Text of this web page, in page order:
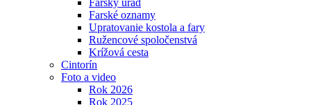
Farský úrad
Farské oznamy
Upratovanie kostola a fary
Ružencové spoločenstvá
Krížová cesta
Cintorín
Foto a video
Rok 2026
Rok 2025